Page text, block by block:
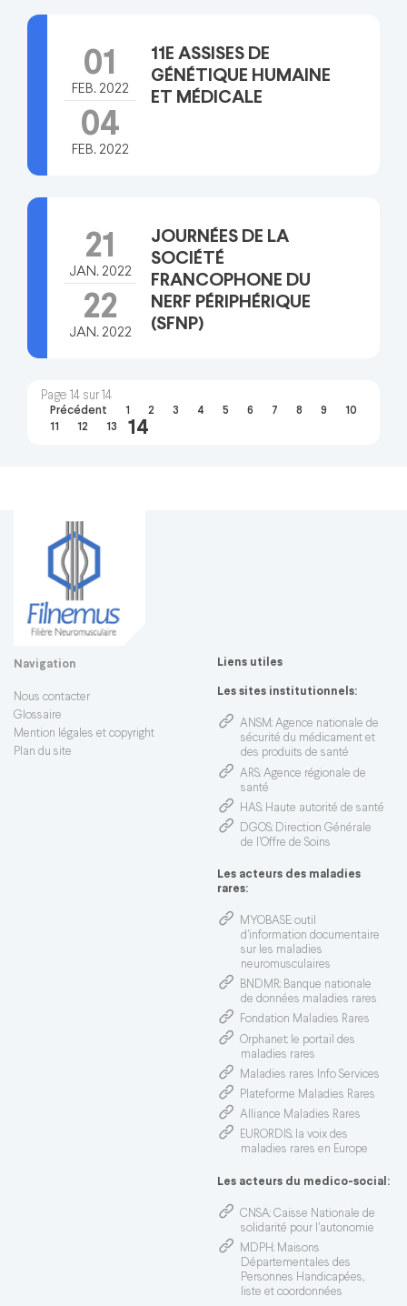
01
FEB. 2022
04
FEB. 2022
11E ASSISES DE
GÉNÉTIQUE HUMAINE
ET MÉDICALE
21
JAN. 2022
22
JAN. 2022
JOURNÉES DE LA
SOCIÉTÉ
FRANCOPHONE DU
NERF PÉRIPHÉRIQUE
(SFNP)
Page 14 sur 14
Précédent 1 2 3 4 5 6 7 8 9
10
11
12 13 14
Navigation
Nous contacter
Glossaire
Mention légales et copyright
Plan du site
Liens utiles
Les sites institutionnels:
ANSM: Agence nationale de
sécurité du médicament et
des produits de santé
ARS: Agence régionale de
santé
HAS: Haute autorité de santé
DGOS: Direction Générale
de l’Offre de Soins
Les acteurs des maladies
rares:
MYOBASE: outil
d'information documentaire
sur les maladies
neuromusculaires
BNDMR: Banque nationale
de données maladies rares
Fondation Maladies Rares
Orphanet: le portail des
maladies rares
Maladies rares Info Services
Plateforme Maladies Rares
Alliance Maladies Rares
EURORDIS: la voix des
maladies rares en Europe
Les acteurs du medico-social:
CNSA: Caisse Nationale de
solidarité pour l'autonomie
MDPH: Maisons
Départementales des
Personnes Handicapées,
liste et coordonnées